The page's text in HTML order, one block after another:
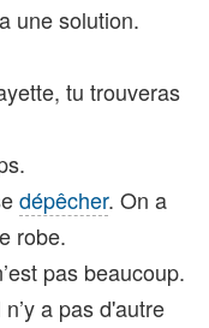
une solution.
tu trouveras
dépêcher. On a
robe.
pas beaucoup.
a pas d'autre